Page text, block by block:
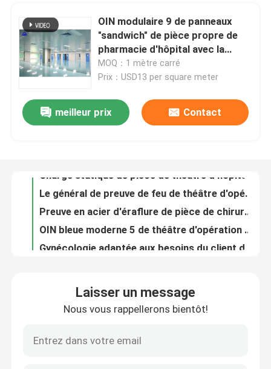
Maison
Produits
Contactez-nous
Nouvelles
OIN modulaire 9 de panneaux
"sandwich" de pièce propre de
pharmacie d'hôpital avec la
porte coulissante
MOQ：1 mètre carré
Prix：USD13 per square meter
meilleur prix Contact
Charge statique de pièce de théâtre d'hôpital d'acier inoxydable de théâtre d'opération de chirurgie de gynécologie anti
Laisser un message
Nous vous rappellerons bientôt!